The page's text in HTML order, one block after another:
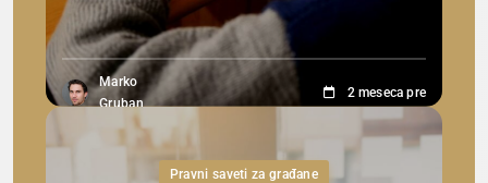
Marko
Gruban
2 meseca pre
Pravni saveti za građane